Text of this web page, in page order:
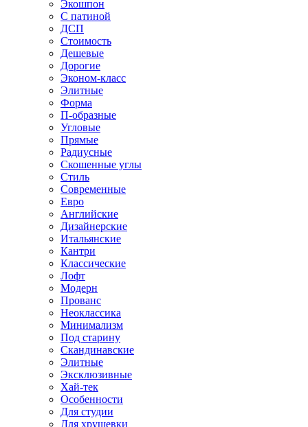
Экошпон
С патиной
ДСП
Стоимость
Дешевые
Дорогие
Эконом-класс
Элитные
Форма
П-образные
Угловые
Прямые
Радиусные
Скошенные углы
Стиль
Современные
Евро
Английские
Дизайнерские
Итальянские
Кантри
Классические
Лофт
Модерн
Прованс
Неоклассика
Минимализм
Под старину
Скандинавские
Элитные
Эксклюзивные
Хай-тек
Особенности
Для студии
Для хрущевки